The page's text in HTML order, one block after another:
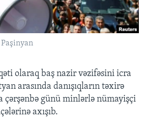
olaraq baş nazir vəzifəsini icra
arasında danışıqların təxirə
çərşənbə günü minlərlə nümayişçi
axışıb.